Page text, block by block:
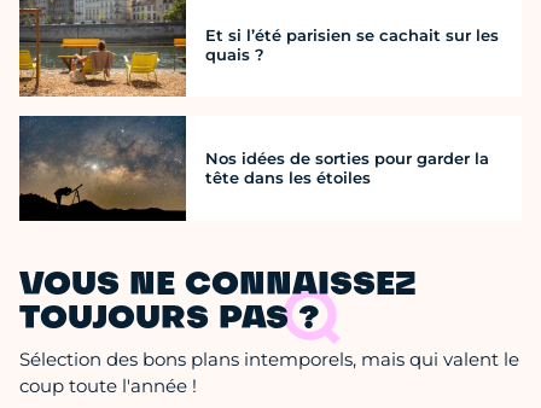
Et si l’été parisien se cachait sur les
quais ?
Nos idées de sorties pour garder la
tête dans les étoiles
VOUS NE CONNAISSEZ
TOUJOURS PAS ?
Sélection des bons plans intemporels, mais qui valent le
coup toute l'année !